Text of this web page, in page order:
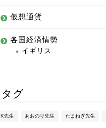
仮想通貨
各国経済情勢
イギリス
タグ
K先生 あおのり先生 たまねぎ先生